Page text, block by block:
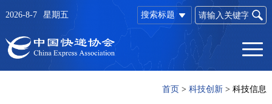
搜索标题
2026-8-7 星期五
首页 >科技创新 >科技信息